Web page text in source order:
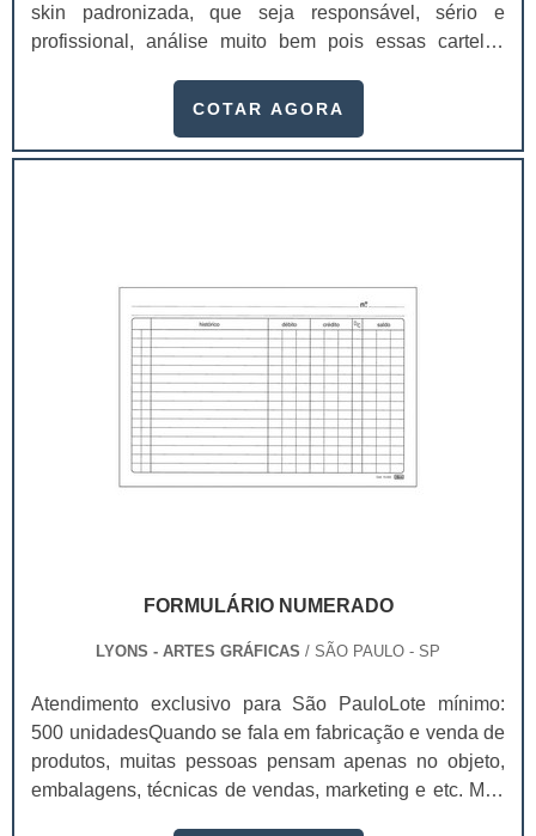
skin padronizada, que seja responsável, sério e
profissional, análise muito bem pois essas cartelas
produto.A busca por empresas sérias para adquirir esse
podem assegurar aos clientes características pontuais
COTAR AGORA
FORMULÁRIO NUMERADO
LYONS - ARTES GRÁFICAS / SÃO PAULO - SP
Atendimento exclusivo para São PauloLote mínimo:
500 unidadesQuando se fala em fabricação e venda de
produtos, muitas pessoas pensam apenas no objeto,
embalagens, técnicas de vendas, marketing e etc. Mas